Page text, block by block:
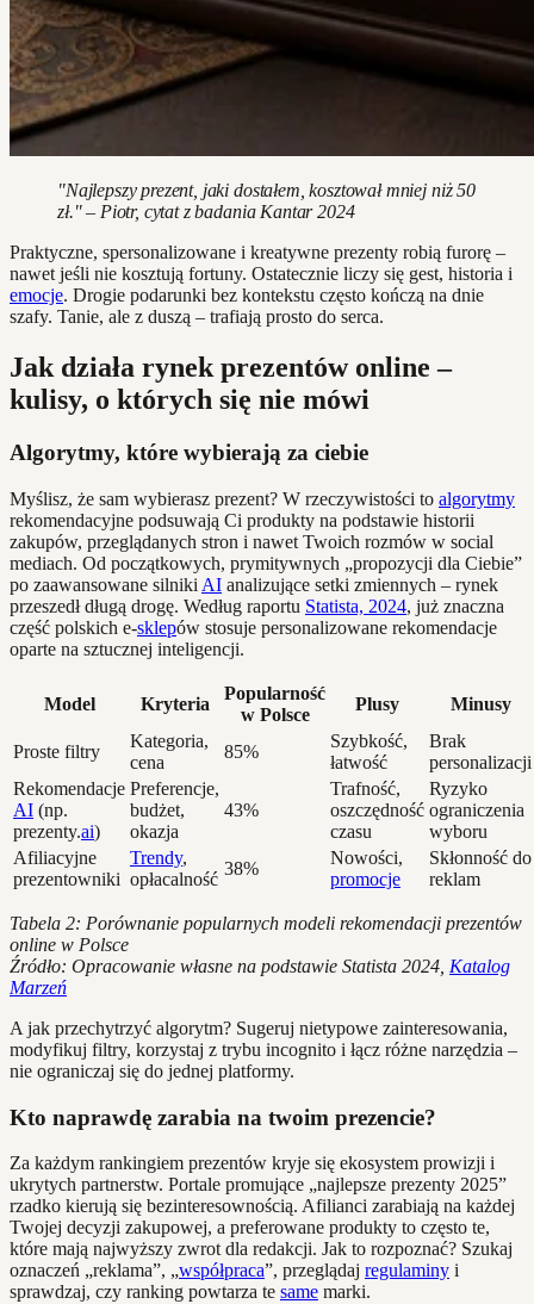
"Najlepszy prezent, jaki dostałem, kosztował mniej niż 50
zł." – Piotr, cytat z badania Kantar 2024
Praktyczne, spersonalizowane i kreatywne prezenty robią furorę –
nawet jeśli nie kosztują fortuny. Ostatecznie liczy się gest, historia i
emocje. Drogie podarunki bez kontekstu często kończą na dnie
szafy. Tanie, ale z duszą – trafiają prosto do serca.
Jak działa rynek prezentów online –
kulisy, o których się nie mówi
Algorytmy, które wybierają za ciebie
Myślisz, że sam wybierasz prezent? W rzeczywistości to algorytmy
rekomendacyjne podsuwają Ci produkty na podstawie historii
zakupów, przeglądanych stron i nawet Twoich rozmów w social
mediach. Od początkowych, prymitywnych „propozycji dla Ciebie”
po zaawansowane silniki AI analizujące setki zmiennych – rynek
przeszedł długą drogę. Według raportu Statista, 2024, już znaczna
część polskich e-sklepów stosuje personalizowane rekomendacje
oparte na sztucznej inteligencji.
Model Kryteria
Popularność
w Polsce
Plusy Minusy
Proste filtry
Kategoria,
cena
85%
Szybkość,
łatwość
Brak
personalizacji
Rekomendacje
AI (np.
prezenty.ai)
Preferencje,
budżet,
okazja
43%
Trafność,
oszczędność
czasu
Ryzyko
ograniczenia
wyboru
Afiliacyjne
prezentowniki
Trendy,
opłacalność
38%
Nowości,
promocje
Skłonność do
reklam
Tabela 2: Porównanie popularnych modeli rekomendacji prezentów
online w Polsce
Źródło: Opracowanie własne na podstawie Statista 2024, Katalog
Marzeń
A jak przechytrzyć algorytm? Sugeruj nietypowe zainteresowania,
modyfikuj filtry, korzystaj z trybu incognito i łącz różne narzędzia –
nie ograniczaj się do jednej platformy.
Kto naprawdę zarabia na twoim prezencie?
Za każdym rankingiem prezentów kryje się ekosystem prowizji i
ukrytych partnerstw. Portale promujące „najlepsze prezenty 2025”
rzadko kierują się bezinteresownością. Afilianci zarabiają na każdej
Twojej decyzji zakupowej, a preferowane produkty to często te,
które mają najwyższy zwrot dla redakcji. Jak to rozpoznać? Szukaj
oznaczeń „reklama”, „współpraca”, przeglądaj regulaminy i
sprawdzaj, czy ranking powtarza te same marki.